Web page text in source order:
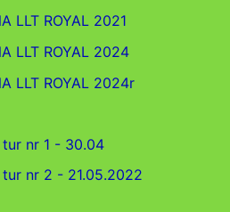
LLT ROYAL 2021
LLT ROYAL 2024
LLT ROYAL 2024r
tur nr 1 - 30.04
tur nr 2 - 21.05.2022